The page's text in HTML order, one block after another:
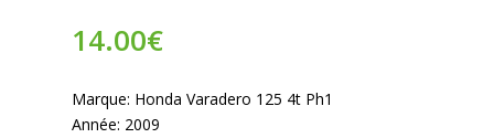
14.00€
Marque: Honda Varadero 125 4t Ph1
Année: 2009